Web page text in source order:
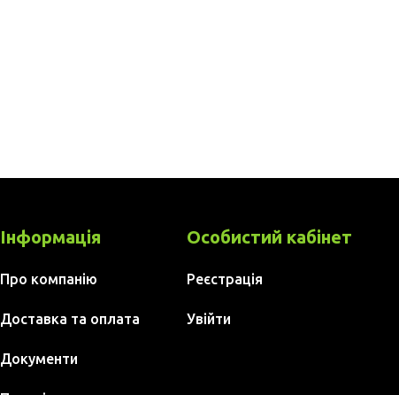
Інформація
Про компанію
Доставка та оплата
Документи
Особистий кабінет
Реєстрація
Увійти